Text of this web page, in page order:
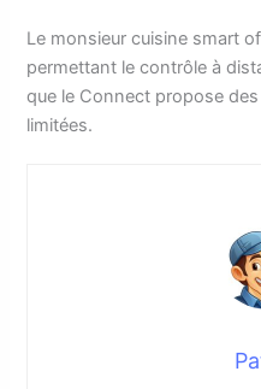
Le monsieur cuisine smart
permettant le contrôle à
que le Connect propose
limitées.